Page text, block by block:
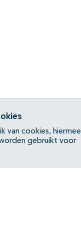
van cookies, hiermee
gebruikt voor